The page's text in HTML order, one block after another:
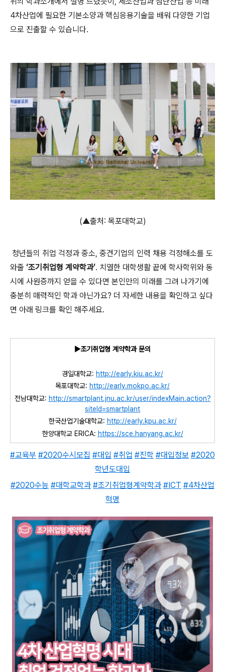
4차산업에 필요한 기본소양과 핵심응용기술을 배워 다양한 기업
으로 진출할 수 있습니다.
(▲출처: 목포대학교)
청년들의 취업 걱정과 중소, 중견기업의 인력 채용 걱정해소를 도
와줄 ‘조기취업형 계약학과’. 치열한 대학생활 끝에 학사학위와 동
시에 사원증까지 얻을 수 있다면 본인만의 미래를 그려 나가기에
충분히 매력적인 학과 아닌가요? 더 자세한 내용을 확인하고 싶다
면 아래 링크를 확인 해주세요.
▶조기취업형 계약학과 문의
경일대학교: http://early.kiu.ac.kr/
목포대학교: http://early.mokpo.ac.kr/
전남대학교: http://smartplant.jnu.ac.kr/user/indexMain.action?
siteId=smartplant
한국산업기술대학교: http://early.kpu.ac.kr/
한양대학교 ERICA: https://sce.hanyang.ac.kr/
#교육부 #2020수시모집 #대입 #취업 #진학 #대입정보 #2020
학년도대입
#2020수능 #대학교학과 #조기취업형계약학과 #ICT #4차산업
혁명